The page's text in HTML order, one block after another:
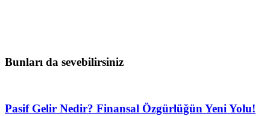
Bunları da sevebilirsiniz
Pasif Gelir Nedir? Finansal Özgürlüğün Yeni Yolu!